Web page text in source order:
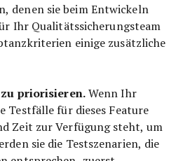
denen sie beim Entwickeln
Ihr Qualitätssicherungsteam
einige zusätzliche
priorisieren.Wenn Ihr
Testfälle für dieses Feature
Zeit zur Verfügung steht, um
sie die Testszenarien, die